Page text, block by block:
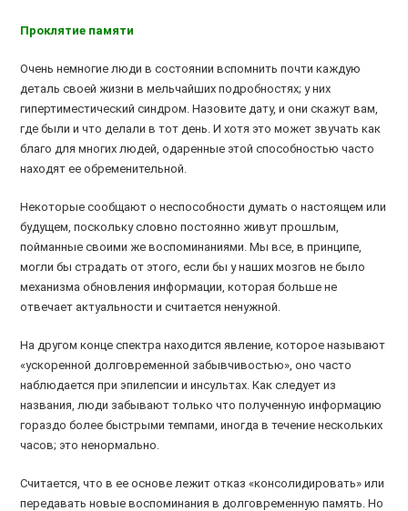
Проклятие памяти
Очень немногие люди в состоянии вспомнить почти каждую
деталь своей жизни в мельчайших подробностях; у них
гипертиместический синдром. Назовите дату, и они скажут вам,
где были и что делали в тот день. И хотя это может звучать как
благо для многих людей, одаренные этой способностью часто
находят ее обременительной.
Некоторые сообщают о неспособности думать о настоящем или
будущем, поскольку словно постоянно живут прошлым,
пойманные своими же воспоминаниями. Мы все, в принципе,
могли бы страдать от этого, если бы у наших мозгов не было
механизма обновления информации, которая больше не
отвечает актуальности и считается ненужной.
На другом конце спектра находится явление, которое называют
«ускоренной долговременной забывчивостью», оно часто
наблюдается при эпилепсии и инсультах. Как следует из
названия, люди забывают только что полученную информацию
гораздо более быстрыми темпами, иногда в течение нескольких
часов; это ненормально.
Считается, что в ее основе лежит отказ «консолидировать» или
передавать новые воспоминания в долговременную память. Но